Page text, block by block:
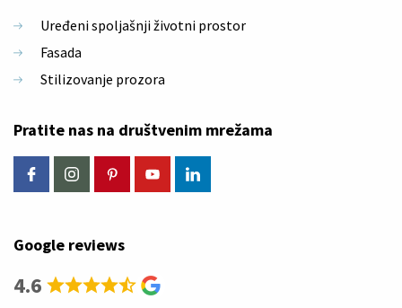
Uređeni spoljašnji životni prostor
Fasada
Stilizovanje prozora
Pratite nas na društvenim mrežama
FacebookInstagramPinterestYoutube
Google reviews
4.6